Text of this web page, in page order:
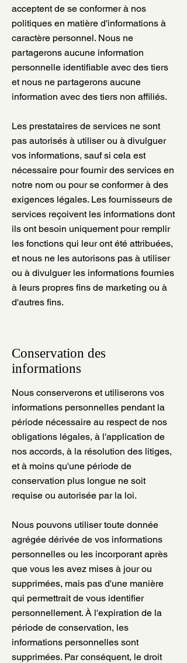
acceptent de se conformer à nos
politiques en matière d'informations à
caractère personnel. Nous ne
partagerons aucune information
personnelle identifiable avec des tiers
et nous ne partagerons aucune
information avec des tiers non affiliés.
Les prestataires de services ne sont
pas autorisés à utiliser ou à divulguer
vos informations, sauf si cela est
nécessaire pour fournir des services en
notre nom ou pour se conformer à des
exigences légales. Les fournisseurs de
services reçoivent les informations dont
ils ont besoin uniquement pour remplir
les fonctions qui leur ont été attribuées,
et nous ne les autorisons pas à utiliser
ou à divulguer les informations fournies
à leurs propres fins de marketing ou à
d'autres fins.
Conservation des
informations
Nous conserverons et utiliserons vos
informations personnelles pendant la
période nécessaire au respect de nos
obligations légales, à l'application de
nos accords, à la résolution des litiges,
et à moins qu'une période de
conservation plus longue ne soit
requise ou autorisée par la loi.
Nous pouvons utiliser toute donnée
agrégée dérivée de vos informations
personnelles ou les incorporant après
que vous les avez mises à jour ou
supprimées, mais pas d'une manière
qui permettrait de vous identifier
personnellement. À l'expiration de la
période de conservation, les
informations personnelles sont
supprimées. Par conséquent, le droit